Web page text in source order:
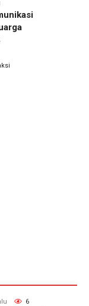
5